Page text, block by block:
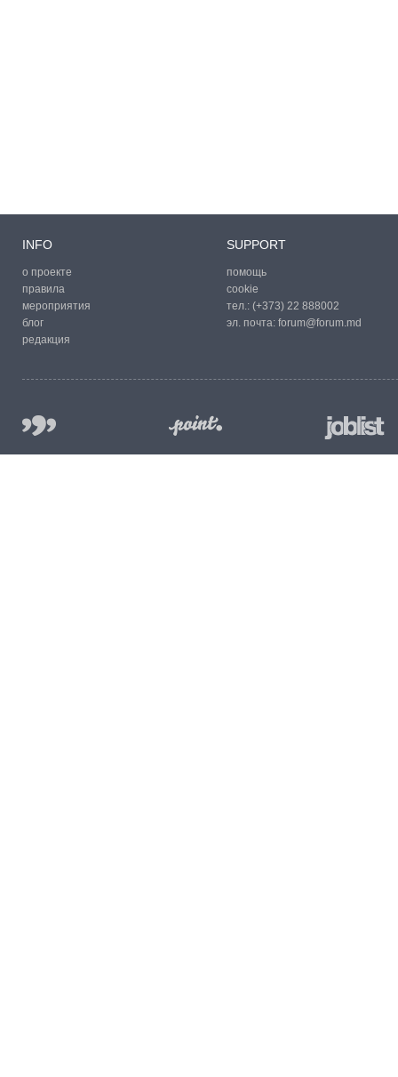
INFO
о проекте
правила
мероприятия
блог
редакция
SUPPORT
помощь
cookie
тел.: (+373) 22 888002
эл. почта: forum@forum.md